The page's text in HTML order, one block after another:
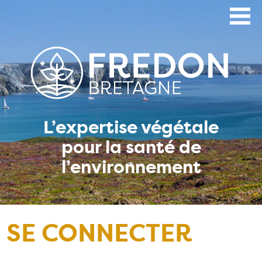
L’expertise végétale
pour la santé de
l’environnement
SE CONNECTER